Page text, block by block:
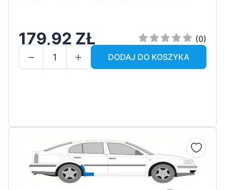
179,92 ZŁ
(0)
DODAJ DO KOSZYKA